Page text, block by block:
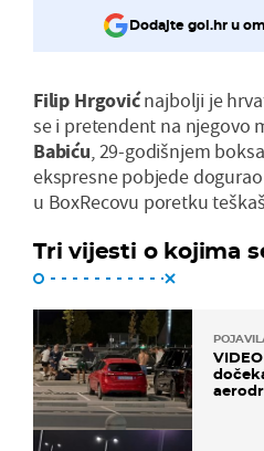
Dodajte gol.hr u
Filip Hrgovićnajbolji je
se i pretendent na njegovo
Babiću, 29-godišnjem
ekspresne pobjede
u BoxRecovu poretku
Tri vijesti o kojima